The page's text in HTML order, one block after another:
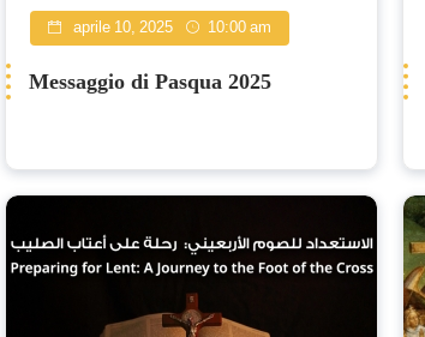
aprile 10, 2025 10:00 am
Messaggio di Pasqua 2025